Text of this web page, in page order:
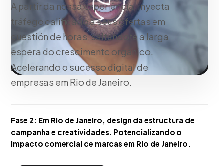
A partir da nossa experiência, inyecta
tráfego calificado a seus ofertas em
cuestión de horas, saltándote a larga
espera do crescimento orgánico.
Acelerando o sucesso digital de
empresas em Rio de Janeiro.
Fase 2: Em Rio de Janeiro, design da estructura de
campanha e creatividades. Potencializando o
impacto comercial de marcas em Rio de Janeiro.